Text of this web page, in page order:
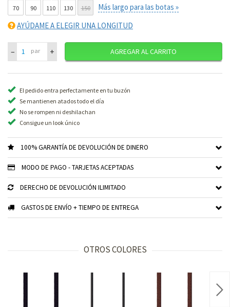
70 90 110 130 150
Más largo para las botas »
AYÚDAME A ELEGIR UNA LONGITUD
– par + AGREGAR AL CARRITO
El pedido entra perfectamente en tu buzón
Se mantienen atados todo el día
No se rompen ni deshilachan
Consigue un look único
100% GARANTÍA DE DEVOLUCIÓN DE DINERO
MODO DE PAGO - TARJETAS ACEPTADAS
DERECHO DE DEVOLUCIÓN ILIMITADO
GASTOS DE ENVÍO + TIEMPO DE ENTREGA
OTROS COLORES